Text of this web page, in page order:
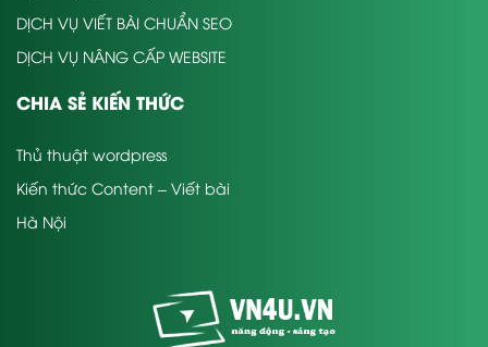
DỊCH VỤ VIẾT BÀI CHUẨN SEO
DỊCH VỤ NÂNG CẤP WEBSITE
CHIA SẺ KIẾN THỨC
Thủ thuật wordpress
Kiến thức Content – Viết bài
Hà Nội